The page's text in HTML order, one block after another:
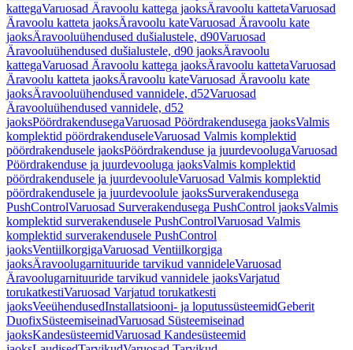
kattegaVaruosad Äravoolu kattega jaoksÄravoolu kattetaVaruosad
Äravoolu katteta jaoksÄravoolu kateVaruosad Äravoolu kate
jaoksÄravooluühendused dušialustele, d90Varuosad
Äravooluühendused dušialustele, d90 jaoksÄravoolu
kattegaVaruosad Äravoolu kattega jaoksÄravoolu kattetaVaruosad
Äravoolu katteta jaoksÄravoolu kateVaruosad Äravoolu kate
jaoksÄravooluühendused vannidele, d52Varuosad
Äravooluühendused vannidele, d52
jaoksPöördrakendusegaVaruosad Pöördrakendusega jaoksValmis
komplektid pöördrakenduseleVaruosad Valmis komplektid
pöördrakendusele jaoksPöördrakenduse ja juurdevoolugaVaruosad
Pöördrakenduse ja juurdevooluga jaoksValmis komplektid
pöördrakendusele ja juurdevooluleVaruosad Valmis komplektid
pöördrakendusele ja juurdevoolule jaoksSurverakendusega
PushControlVaruosad Surverakendusega PushControl jaoksValmis
komplektid surverakendusele PushControlVaruosad Valmis
komplektid surverakendusele PushControl
jaoksVentiilkorgigaVaruosad Ventiilkorgiga
jaoksÄravoolugarnituuride tarvikud vannideleVaruosad
Äravoolugarnituuride tarvikud vannidele jaoksVarjatud
torukatkestiVaruosad Varjatud torukatkesti
jaoksVeeühendusedInstallatsiooni- ja loputussüsteemidGeberit
DuofixSüsteemiseinadVaruosad Süsteemiseinad
jaoksKandesüsteemidVaruosad Kandesüsteemid